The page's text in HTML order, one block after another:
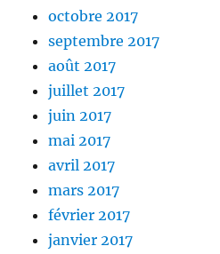
octobre 2017
septembre 2017
août 2017
juillet 2017
juin 2017
mai 2017
avril 2017
mars 2017
février 2017
janvier 2017